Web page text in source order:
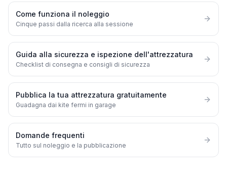
Come funziona il noleggio
Cinque passi dalla ricerca alla sessione
Guida alla sicurezza e ispezione dell'attrezzatura
Checklist di consegna e consigli di sicurezza
Pubblica la tua attrezzatura gratuitamente
Guadagna dai kite fermi in garage
Domande frequenti
Tutto sul noleggio e la pubblicazione